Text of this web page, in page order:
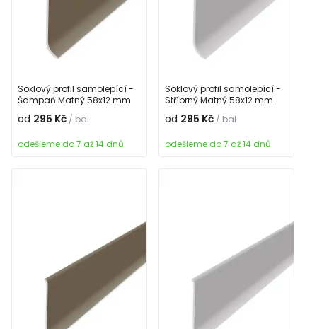
Soklový profil samolepící -
Šampaň Matný 58x12 mm
od 295 Kč / bal
odešleme do 7 až 14 dnů
Soklový profil samolepící -
Stříbrný Matný 58x12 mm
od 295 Kč / bal
odešleme do 7 až 14 dnů